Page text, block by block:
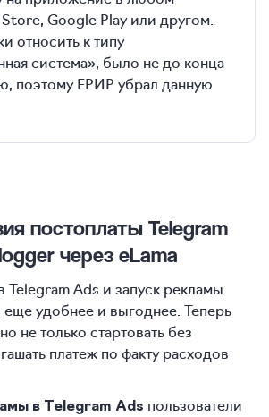
Google Play или другом.
относить к типу
система», было не до конца
поэтому ЕРИР убрал данную
постоплаты Telegram
через eLama
Telegram Ads и запуск рекламы
еще удобнее и выгоднее. Теперь
не только стартовать без
платеж по факту расходов
в Telegram Ads пользователи